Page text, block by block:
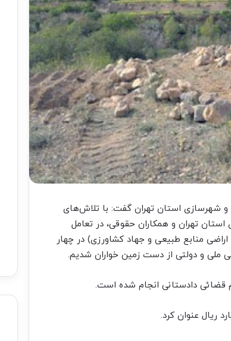
و شهرسازی استان تهران گفت: با تلاش‌های
تهران و همکاران حقوقی، در تعامل
منابع طبیعی و جهاد کشاورزی) در چهار